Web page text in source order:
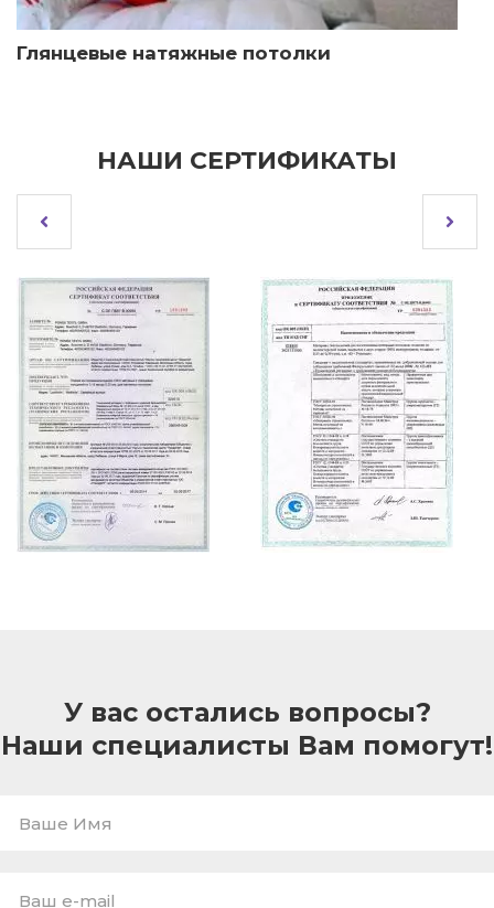
Глянцевые натяжные потолки
НАШИ СЕРТИФИКАТЫ
У вас остались вопросы?
Наши специалисты Вам помогут!
Имя